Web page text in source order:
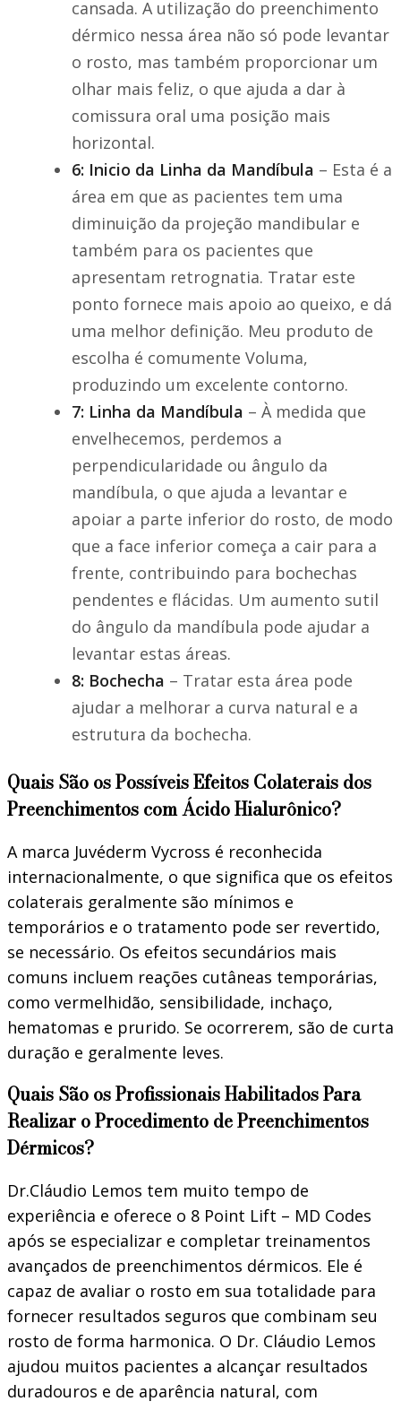
cansada. A utilização do preenchimento
dérmico nessa área não só pode levantar
o rosto, mas também proporcionar um
olhar mais feliz, o que ajuda a dar à
comissura oral uma posição mais
horizontal.
6: Inicio da Linha da Mandíbula – Esta é a
área em que as pacientes tem uma
diminuição da projeção mandibular e
também para os pacientes que
apresentam retrognatia. Tratar este
ponto fornece mais apoio ao queixo, e dá
uma melhor definição. Meu produto de
escolha é comumente Voluma,
produzindo um excelente contorno.
7: Linha da Mandíbula – À medida que
envelhecemos, perdemos a
perpendicularidade ou ângulo da
mandíbula, o que ajuda a levantar e
apoiar a parte inferior do rosto, de modo
que a face inferior começa a cair para a
frente, contribuindo para bochechas
pendentes e flácidas. Um aumento sutil
do ângulo da mandíbula pode ajudar a
levantar estas áreas.
8: Bochecha – Tratar esta área pode
ajudar a melhorar a curva natural e a
estrutura da bochecha.
Quais São os Possíveis Efeitos Colaterais dos
Preenchimentos com Ácido Hialurônico?
A marca Juvéderm Vycross é reconhecida
internacionalmente, o que significa que os efeitos
colaterais geralmente são mínimos e
temporários e o tratamento pode ser revertido,
se necessário. Os efeitos secundários mais
comuns incluem reações cutâneas temporárias,
como vermelhidão, sensibilidade, inchaço,
hematomas e prurido. Se ocorrerem, são de curta
duração e geralmente leves.
Quais São os Profissionais Habilitados Para
Realizar o Procedimento de Preenchimentos
Dérmicos?
Dr.Cláudio Lemos tem muito tempo de
experiência e oferece o 8 Point Lift – MD Codes
após se especializar e completar treinamentos
avançados de preenchimentos dérmicos. Ele é
capaz de avaliar o rosto em sua totalidade para
fornecer resultados seguros que combinam seu
rosto de forma harmonica. O Dr. Cláudio Lemos
ajudou muitos pacientes a alcançar resultados
duradouros e de aparência natural, com